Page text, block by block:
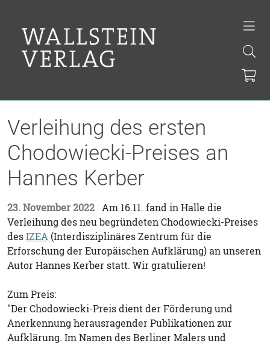
Verleihung des ersten
Chodowiecki-Preises an
Hannes Kerber
23. November 2022 Am 16.11. fand in Halle die
Verleihung des neu begründeten Chodowiecki-Preises
desIZEA (Interdisziplinäres Zentrum für die
Erforschung der Europäischen Aufklärung) an unseren
Autor Hannes Kerber statt. Wir gratulieren!
Zum Preis:
"Der Chodowiecki-Preis dient der Förderung und
Anerkennung herausragender Publikationen zur
Aufklärung. Im Namen des Berliner Malers und